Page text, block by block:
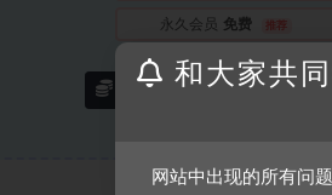
永久会员 免费 推荐
购买本内容 会员免费
和大家共
网站中出现的所有问